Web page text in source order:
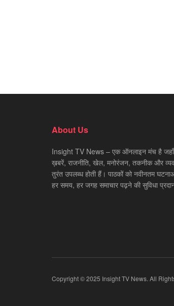
About Us
Insight TV News – एक ऑनलाइन मंच है जहाँ
ख़बरें, राजनीति, खेल, मनोरंजन, तकनीक और
तुरंत उपलब्ध होती हैं। पाठकों को नवीनतम
हर समय, हर जगह समाचार पढ़ने की सुविधा
Copyright © 2025 Insight TV News. All